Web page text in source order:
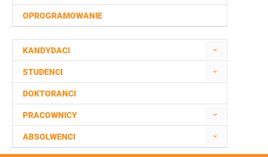
OPROGRAMOWANIE
KANDYDACI
STUDENCI
DOKTORANCI
PRACOWNICY
ABSOLWENCI